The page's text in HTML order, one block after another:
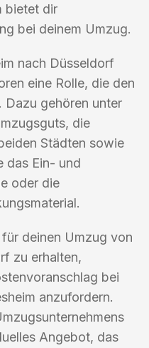
bietet dir
bei deinem Umzug.
nach Düsseldorf
eine Rolle, die den
Dazu gehören unter
die
Städten sowie
das Ein- und
oder die
deinen Umzug von
zu erhalten,
bei
anzufordern.
Angebot, das